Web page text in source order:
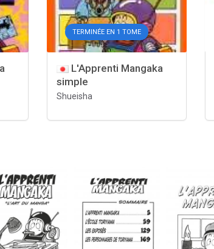
TERMINÉE EN 1 TOME
L'Apprenti Mangaka
simple
Shueisha